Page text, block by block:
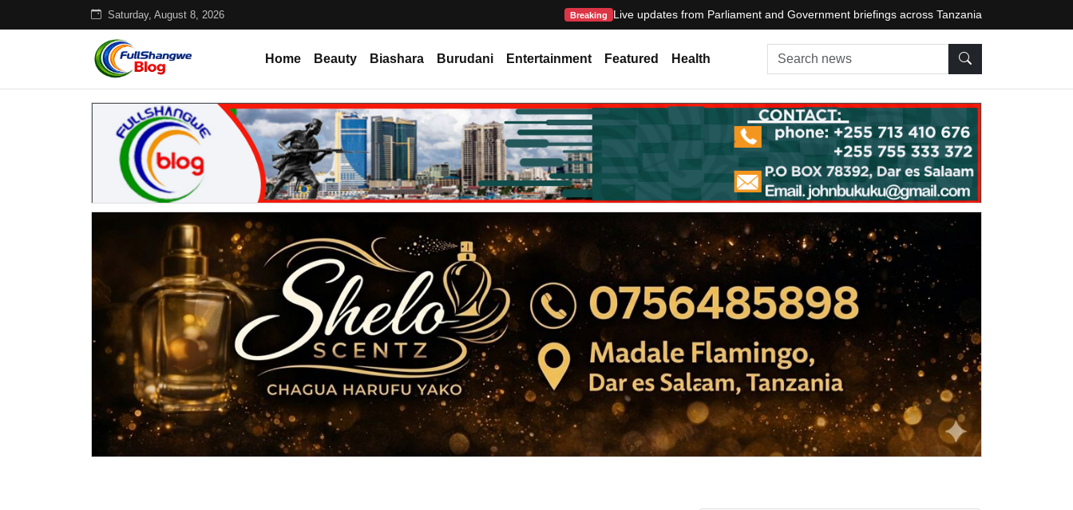
Saturday, August 8, 2026 Breaking Live updates from Parliament and Government briefings across Tanzania
Home Beauty Biashara Burudani Entertainment Featured Health Search news